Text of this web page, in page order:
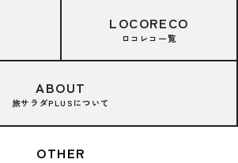
LOCORECO
ロコレコ一覧
ABOUT
旅サラダPLUSについて
OTHER